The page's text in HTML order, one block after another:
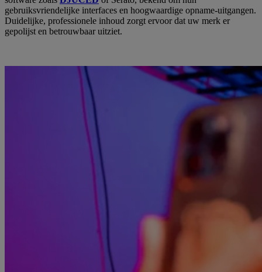
gebruiksvriendelijke interfaces en hoogwaardige opname-uitgangen.
Duidelijke, professionele inhoud zorgt ervoor dat uw merk er
gepolijst en betrouwbaar uitziet.